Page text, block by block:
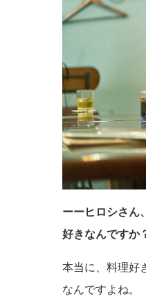
ーーヒロシさん
好きなんですか
本当に、料理好
なんですよね。